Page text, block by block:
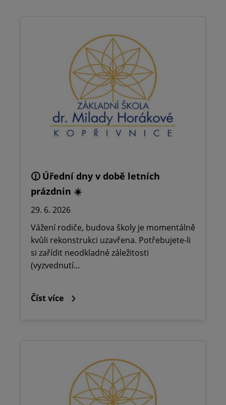
🕧 Úřední dny v době letních
prázdnin ☀️
29. 6. 2026
Vážení rodiče, budova školy je momentálně
kvůli rekonstrukci uzavřena. Potřebujete-li
si zařídit neodkladné záležitosti
(vyzvednutí…
Číst více